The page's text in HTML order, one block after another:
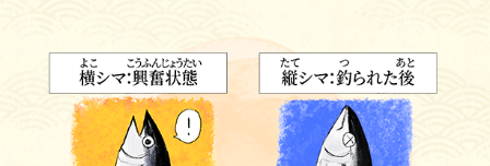
カツオはどうやってかつお節になるの？
ヤマキの工場